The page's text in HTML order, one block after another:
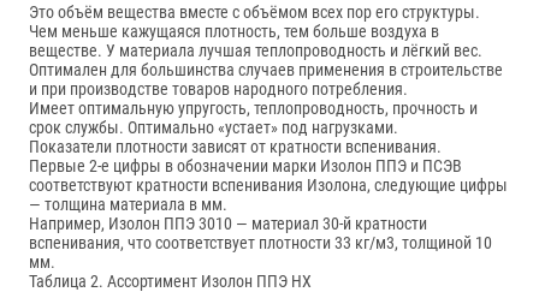
Это объём вещества вместе с объёмом всех пор его структуры.
Чем меньше кажущаяся плотность, тем больше воздуха в
веществе. У материала лучшая теплопроводность и лёгкий вес.
Оптимален для большинства случаев применения в строительстве
и при производстве товаров народного потребления.
Имеет оптимальную упругость, теплопроводность, прочность и
срок службы. Оптимально «устает» под нагрузками.
Показатели плотности зависят от кратности вспенивания.
Первые 2-е цифры в обозначении марки Изолон ППЭ и ПСЭВ
соответствуют кратности вспенивания Изолона, следующие цифры
— толщина материала в мм.
Например, Изолон ППЭ 3010 — материал 30-й кратности
вспенивания, что соответствует плотности 33 кг/м3, толщиной 10
мм.
Таблица 2. Ассортимент Изолон ППЭ НХ